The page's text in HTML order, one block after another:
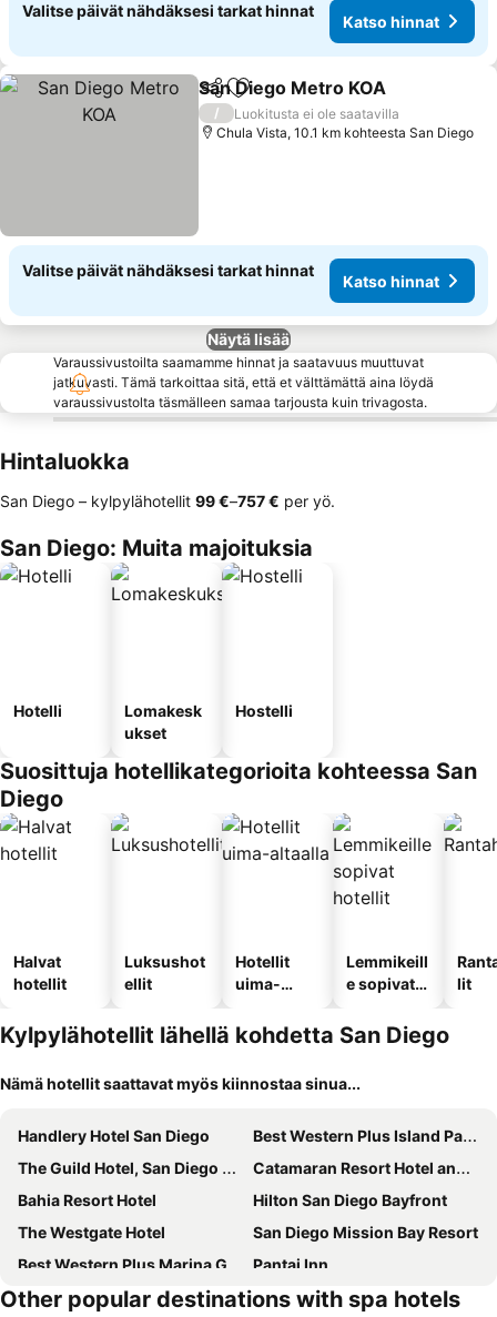
Valitse päivät nähdäksesi tarkat hinnat
Katso hinnat
Jaa Lisää suosikkeihin
San Diego Metro KOA
/
Luokitusta ei ole saatavilla
Chula Vista, 10.1 km kohteesta San Diego
Valitse päivät nähdäksesi tarkat hinnat
Katso hinnat
Näytä lisää
Varaussivustoilta saamamme hinnat ja saatavuus muuttuvat
jatkuvasti. Tämä tarkoittaa sitä, että et välttämättä aina löydä
varaussivustolta täsmälleen samaa tarjousta kuin trivagosta.
Hintaluokka
San Diego – kylpylähotellit ‎99 €–‎757 € per yö.
San Diego: Muita majoituksia
Hotelli
Lomakesk
ukset
Hostelli
Suosittuja hotellikategorioita kohteessa San
Diego
Halvat
hotellit
Luksushot
ellit
Hotellit
uima-
Lemmikeill
e sopivat
lit
Kylpylähotellit lähellä kohdetta San Diego
Nämä hotellit saattavat myös kiinnostaa sinua...
Handlery Hotel San Diego
Best Western Plus Island Palms Hotel & Marina
The Guild Hotel, San Diego Downtown, a Tribute Portfolio Hotel
Catamaran Resort Hotel and Spa
Bahia Resort Hotel
Hilton San Diego Bayfront
The Westgate Hotel
San Diego Mission Bay Resort
Best Western Plus Marina Gateway Hotel
Pantai Inn
The Westin San Diego Gaslamp Quarter
Omni San Diego Hotel at the Ballpark
Other popular destinations with spa hotels